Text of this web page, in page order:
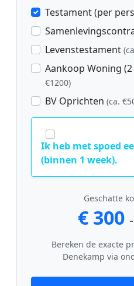
Testament (per
Levenstestament
Aankoop Woning
€1200)
BV Oprichten (ca.
Ik heb met spoed
(binnen 1 week).
Geschatte
€ 300 -
Bereken de exacte
Denekamp via